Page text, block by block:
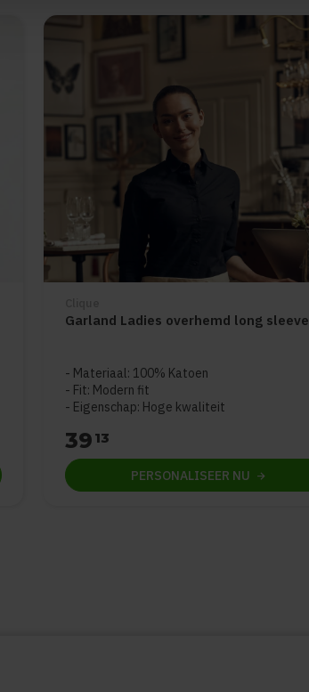
Garland Ladies overhemd long sleeve
Materiaal: 100% Katoen
Fit: Modern fit
Eigenschap: Hoge kwaliteit
39 13
PERSONALISEER NU